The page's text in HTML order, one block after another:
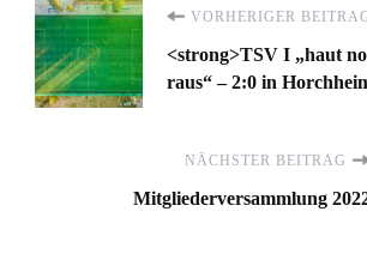
VORHERIGER
<strong>TSV I „haut
raus“ – 2:0 in
NÄCHSTER BEITRAG
Mitgliederversammlung